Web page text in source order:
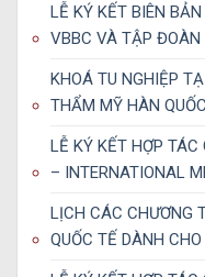
LỄ KÝ KẾT BIÊN
VBBC VÀ TẬP ĐOÀN
KHOÁ TU NGHIỆP
THẨM MỸ HÀN QUỐC
LỄ KÝ KẾT HỢP TÁC
– INTERNATIONAL
LỊCH CÁC CHƯƠNG
QUỐC TẾ DÀNH